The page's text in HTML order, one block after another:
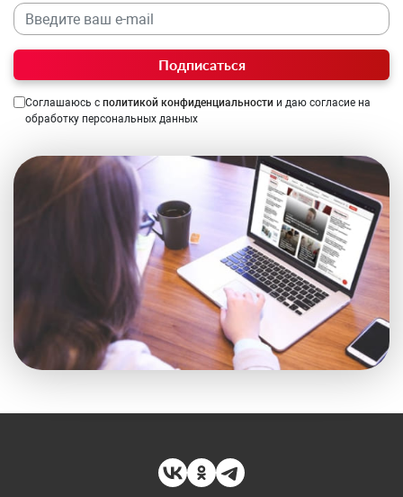
Подписаться
Соглашаюсь с политикой конфиденциальности и даю согласие на
обработку персональных данных